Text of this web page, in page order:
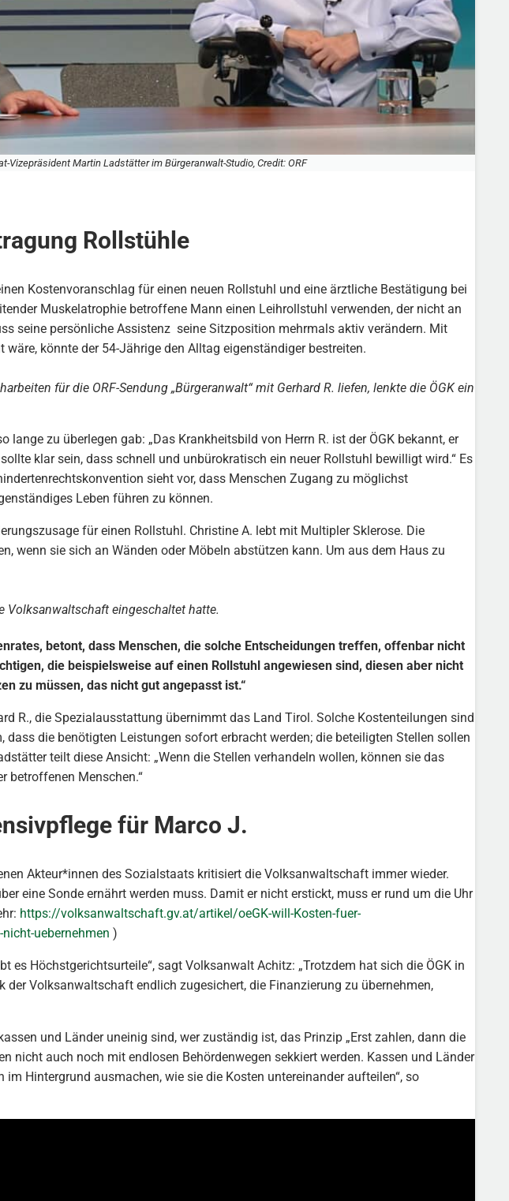
Vizepräsident Martin Ladstätter im Bürgeranwalt-Studio, Credit: ORF
Rollstühle
Kostenvoranschlag für einen neuen Rollstuhl und eine ärztliche Bestätigung bei
Muskelatrophie betroffene Mann einen Leihrollstuhl verwenden, der nicht an
seine persönliche Assistenz seine Sitzposition mehrmals aktiv verändern. Mit
könnte der 54-Jährige den Alltag eigenständiger bestreiten.
für die ORF-Sendung „Bürgeranwalt“ mit Gerhard R. liefen, lenkte die ÖGK ein
zu überlegen gab: „Das Krankheitsbild von Herrn R. ist der ÖGK bekannt, er
klar sein, dass schnell und unbürokratisch ein neuer Rollstuhl bewilligt wird.“ Es
sieht vor, dass Menschen Zugang zu möglichst
Leben führen zu können.
für einen Rollstuhl. Christine A. lebt mit Multipler Sklerose. Die
wenn sie sich an Wänden oder Möbeln abstützen kann. Um aus dem Haus zu
Volksanwaltschaft eingeschaltet hatte.
betont, dass Menschen, die solche Entscheidungen treffen, offenbar nicht
die beispielsweise auf einen Rollstuhl angewiesen sind, diesen aber nicht
zu müssen, das nicht gut angepasst ist.“
R., die Spezialausstattung übernimmt das Land Tirol. Solche Kostenteilungen sind
die benötigten Leistungen sofort erbracht werden; die beteiligten Stellen sollen
teilt diese Ansicht: „Wenn die Stellen verhandeln wollen, können sie das
betroffenen Menschen.“
für Marco J.
Akteur*innen des Sozialstaats kritisiert die Volksanwaltschaft immer wieder.
eine Sonde ernährt werden muss. Damit er nicht erstickt, muss er rund um die Uhr
https://volksanwaltschaft.gv.at/artikel/oeGK-will-Kosten-fuer-
uebernehmen )
es Höchstgerichtsurteile“, sagt Volksanwalt Achitz: „Trotzdem hat sich die ÖGK in
Volksanwaltschaft endlich zugesichert, die Finanzierung zu übernehmen,
und Länder uneinig sind, wer zuständig ist, das Prinzip „Erst zahlen, dann die
nicht auch noch mit endlosen Behördenwegen sekkiert werden. Kassen und Länder
Hintergrund ausmachen, wie sie die Kosten untereinander aufteilen“, so